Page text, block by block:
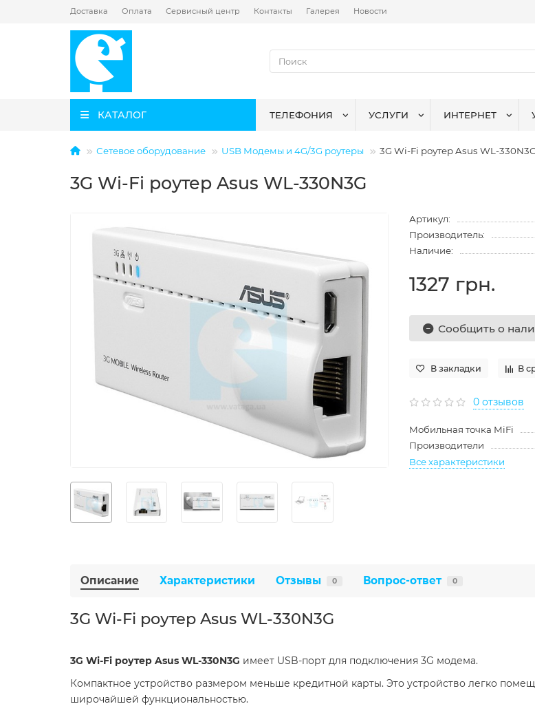
Доставка Оплата Сервисный центр Контакты Галерея Новости
КАТАЛОГ ТЕЛЕФОНИЯ УСЛУГИ ИНТЕРНЕТ
Сетевое оборудование USB Модемы и 4G/3G роутеры 3G Wi-Fi роутер Asus WL-330N3G
3G Wi-Fi роутер Asus WL-330N3G
Артикул:
Производитель:
Наличие:
1327 грн.
Сообщить о
В закладки В
0 отзывов
Мобильная точка MiFi
Производители
Все характеристики
Описание Характеристики Отзывы 0 Вопрос-ответ 0
3G Wi-Fi роутер Asus WL-330N3G
3G Wi-Fi роутер Asus WL-330N3G имеет USB-порт для подключения 3G модема.
Компактное устройство размером меньше кредитной карты. Это устройство легко
широчайшей функциональностью.